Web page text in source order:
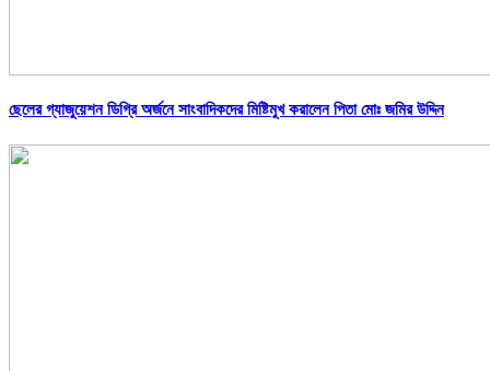
ছেলের গ্যাজুয়েশন ডিগ্রি অর্জনে সাংবাদিকদের মিষ্টিমুখ করালেন পিতা মোঃ জমির উদ্দিন